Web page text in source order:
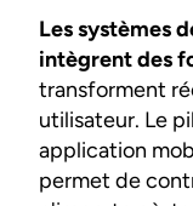
Les systèmes
intègrent des
transforment
utilisateur. Le
application
permet de